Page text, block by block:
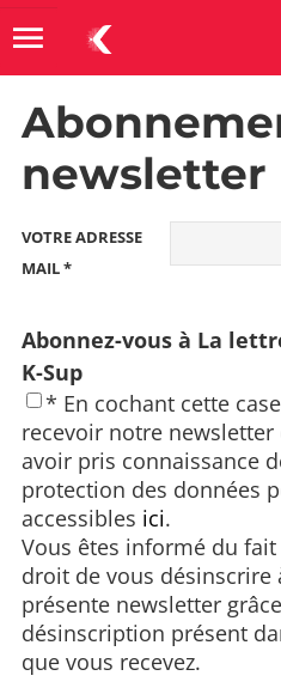
menu
Utiliser→ Contenus →
newsletter
VOTRE ADRESSE
MAIL *
Abonnez-vous à La
K-Sup
* En cochant cette
recevoir notre newsletter
avoir pris connaissance
protection des données
accessibles ici.
Vous êtes informé du
droit de vous
présente newsletter
désinscription présent
que vous recevez.